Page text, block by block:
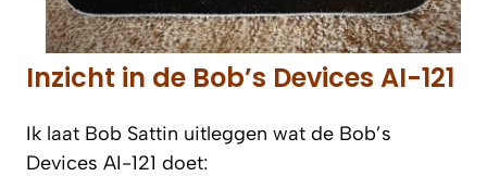
Inzicht in de Bob’s Devices AI-121
Ik laat Bob Sattin uitleggen wat de Bob’s
Devices AI-121 doet: